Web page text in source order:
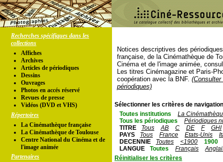
Recherches spécifiques dans les
collections
Affiches
Archives
Articles de périodiques
Dessins
Ouvrages
Photos en accés réservé
Revues de presse
Vidéos (DVD et VHS)
Répertoires
La Cinémathèque française
La Cinémathèque de Toulouse
Centre National du Cinéma et de
l'image animée
Partenaires
Notices descriptives des
française, de la Cinémathèque de
Cinéma et de l'image animée,
Les titres Cinémagazine et Paris-
coopération avec la BNF.
périodiques)
Sélectionner les critères de
Toutes institutions
La
Tous les périodiques
Périodiques
TITRE
Tous AB C DE F
GHI
PAYS
Tous France Etats-Unis
DECENNIE
Toutes <1900
1900
LANGUE
Toutes Français
Réinitialiser les critères